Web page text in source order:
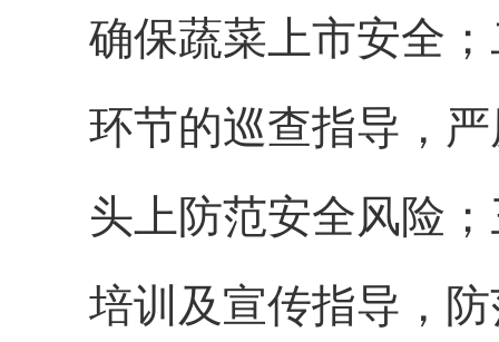
确保蔬菜上市安全
环节的巡查指导，
头上防范安全风险
培训及宣传指导，